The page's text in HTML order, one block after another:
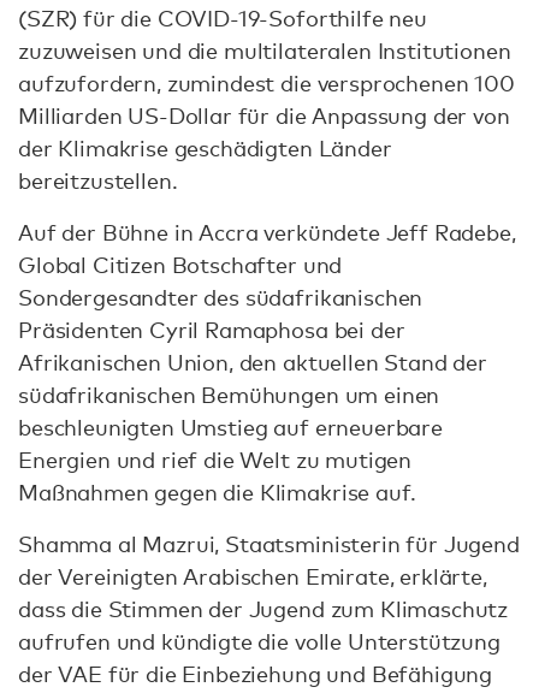
(SZR) für die COVID-19-Soforthilfe neu
zuzuweisen und die multilateralen Institutionen
aufzufordern, zumindest die versprochenen 100
Milliarden US-Dollar für die Anpassung der von
der Klimakrise geschädigten Länder
bereitzustellen.
Auf der Bühne in Accra verkündete Jeff Radebe,
Global Citizen Botschafter und
Sondergesandter des südafrikanischen
Präsidenten Cyril Ramaphosa bei der
Afrikanischen Union, den aktuellen Stand der
südafrikanischen Bemühungen um einen
beschleunigten Umstieg auf erneuerbare
Energien und rief die Welt zu mutigen
Maßnahmen gegen die Klimakrise auf.
Shamma al Mazrui, Staatsministerin für Jugend
der Vereinigten Arabischen Emirate, erklärte,
dass die Stimmen der Jugend zum Klimaschutz
aufrufen und kündigte die volle Unterstützung
der VAE für die Einbeziehung und Befähigung